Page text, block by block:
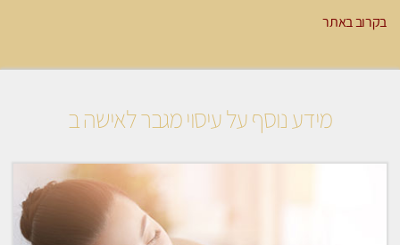
בקרוב באתר
מידע נוסף על עיסוי מגבר לאישה ב